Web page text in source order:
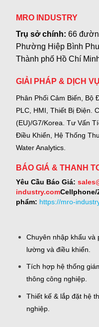
MRO INDUSTRY
Trụ sở chính:66
Phường Hiệp Bình
Thành phố Hồ Chí
GIẢI PHÁP & DỊCH VỤ
Phân Phối Cảm Biến, Bộ
PLC, HMI, Thiết Bị Điện.
(EU)/G7/Korea. Tư Vấn
Điều Khiển, Hệ Thống
Water Analytics.
BÁO GIÁ & THANH
Yêu Cầu Báo Giá:
industry.comCellphone/
phẩm: https://mro-
Chuyên nhập khẩu và
lường và điều khiển.
Tích hợp hệ thống
thông công nghiệp.
Thiết kế & lắp đặt hệ
nghiệp.